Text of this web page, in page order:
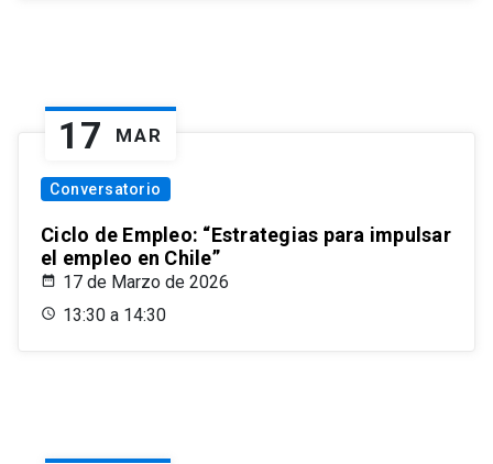
17 MAR
Conversatorio
Ciclo de Empleo: “Estrategias para impulsar
el empleo en Chile”
17 de Marzo de 2026
13:30 a 14:30